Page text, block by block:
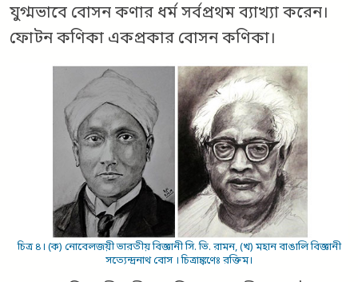
যুগ্মভাবে বোসন কণার ধর্ম সর্বপ্রথম ব্যাখ্যা করেন।
ফোটন কণিকা একপ্রকার বোসন কণিকা।
চিত্র ৪। (ক) নোবেলজয়ী ভারতীয় বিজ্ঞানী সি. ভি. রামন, (খ) মহান বাঙালি বিজ্ঞানী
সত্যেন্দ্রনাথ বোস । চিত্রাঙ্কণেঃ রক্তিম।